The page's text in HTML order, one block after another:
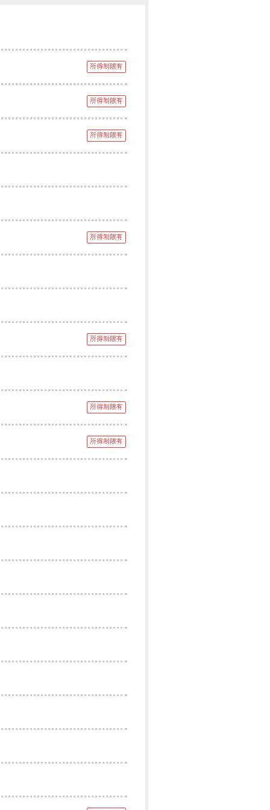
所得制限有
所得制限有
所得制限有
所得制限有
所得制限有
所得制限有
所得制限有